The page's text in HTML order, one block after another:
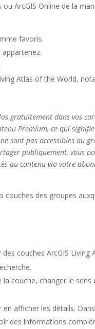
ouArcGIS Online de la
favoris.
Atlas of the World,
gratuitement dans vos
Premium, ce qui
sont pas accessibles au
publiquement, vous
au contenu via votre
couches des groupes
des couchesArcGIS Living
couche, changer le
en afficher les détails.
des informations